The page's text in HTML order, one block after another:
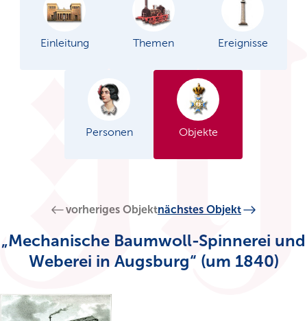
Einleitung Themen Ereignisse
Personen Objekte
vorheriges Objektnächstes Objekt
„Mechanische Baumwoll-Spinnerei und
Weberei in Augsburg“ (um 1840)